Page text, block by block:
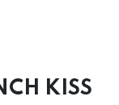
KISS